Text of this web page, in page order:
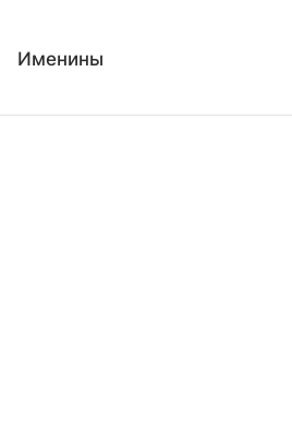
Именины